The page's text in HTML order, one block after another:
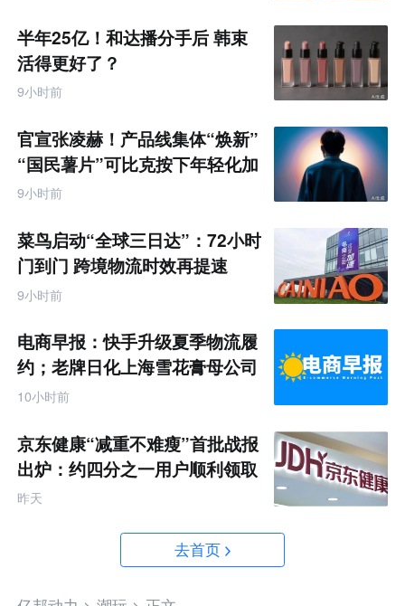
半年25亿！和达播分手后 韩束
活得更好了？
9小时前
官宣张凌赫！产品线集体“焕新”
“国民薯片”可比克按下年轻化加
速键
9小时前
菜鸟启动“全球三日达”：72小时
门到门 跨境物流时效再提速
9小时前
电商早报：快手升级夏季物流履
约；老牌日化上海雪花膏母公司
破产
10小时前
京东健康“减重不难瘦”首批战报
出炉：约四分之一用户顺利领取
200元挑战金
昨天
去首页